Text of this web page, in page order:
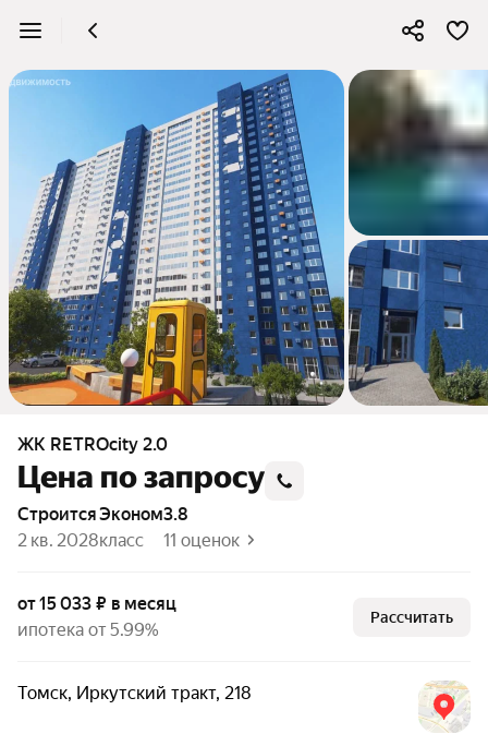
6
ЖК RETROcity 2.0
Цена по запросу
Строится
2 кв. 2028
эконом
класс
3.8
11 оценок
от 15 033 ₽ в месяц
ипотека от 5.99%
Рассчитать
Томск, Иркутский тракт, 218